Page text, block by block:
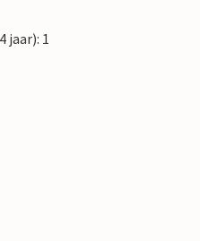
jaar): 1